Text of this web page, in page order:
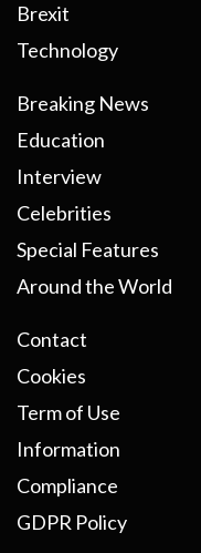
Brexit
Technology
Breaking News
Education
Interview
Celebrities
Special Features
Around the World
Contact
Cookies
Term of Use
Information
Compliance
GDPR Policy